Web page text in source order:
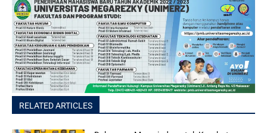
RELATED ARTICLES